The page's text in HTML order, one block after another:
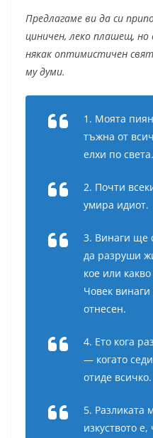
Предлагаме ви да си
циничен, леко плашещ, но
някак оптимистичен
му думи.
1. Моята
тъжна от
елхи по света.
2. Почти
умира идиот.
3. Винаги ще
да разруши
кое или
Човек
отнесен.
4. Ето кога
— когато
отиде всичко.
5. Разликата
изкуството